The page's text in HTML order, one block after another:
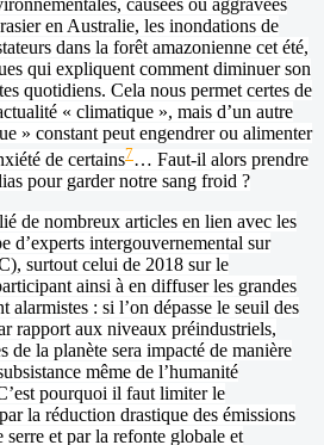
causées ou aggravées
en Australie, les inondations de
dans la forêt amazonienne cet été,
qui expliquent comment diminuer son
quotidiens. Cela nous permet certes de
« climatique », mais d’un autre
» constant peut engendrer ou alimenter
de certains7… Faut-il alors prendre
pour garder notre sang froid ?
de nombreux articles en lien avec les
d’experts intergouvernemental sur
surtout celui de 2018 sur le
ainsi à en diffuser les grandes
alarmistes : si l’on dépasse le seuil des
rapport aux niveaux préindustriels,
de la planète sera impacté de manière
même de l’humanité
pourquoi il faut limiter le
la réduction drastique des émissions
serre et par la refonte globale et